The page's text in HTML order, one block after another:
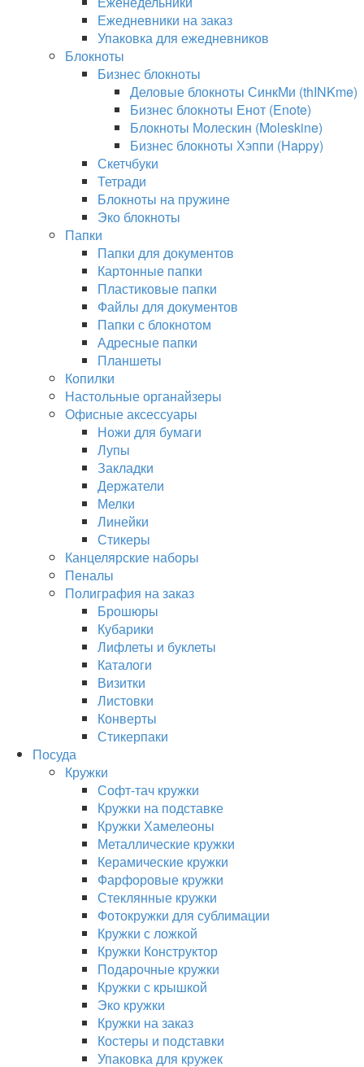
Ежедневники на заказ
Упаковка для ежедневников
Блокноты
Бизнес блокноты
Деловые блокноты СинкМи (thINKme)
Бизнес блокноты Енот (Enote)
Блокноты Молескин (Moleskine)
Бизнес блокноты Хэппи (Happy)
Скетчбуки
Тетради
Блокноты на пружине
Эко блокноты
Папки
Папки для документов
Картонные папки
Пластиковые папки
Файлы для документов
Папки с блокнотом
Адресные папки
Планшеты
Копилки
Настольные органайзеры
Офисные аксессуары
Ножи для бумаги
Лупы
Закладки
Держатели
Мелки
Линейки
Стикеры
Канцелярские наборы
Пеналы
Полиграфия на заказ
Брошюры
Кубарики
Лифлеты и буклеты
Каталоги
Визитки
Листовки
Конверты
Стикерпаки
Посуда
Кружки
Софт-тач кружки
Кружки на подставке
Кружки Хамелеоны
Металлические кружки
Керамические кружки
Фарфоровые кружки
Стеклянные кружки
Фотокружки для сублимации
Кружки с ложкой
Кружки Конструктор
Подарочные кружки
Кружки с крышкой
Эко кружки
Кружки на заказ
Костеры и подставки
Упаковка для кружек